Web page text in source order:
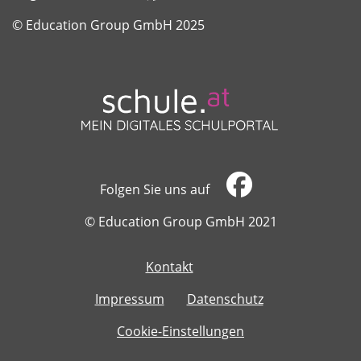
​​​​​​​© Education Group GmbH 2025
Folgen Sie uns auf
​​​​​​​© Education Group GmbH 2021
Kontakt
Impressum
Datenschutz
Cookie-Einstellungen